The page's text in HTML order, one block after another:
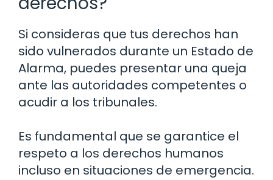
Si consideras que tus derechos han
sido vulnerados durante un Estado de
Alarma, puedes presentar una queja
ante las autoridades competentes o
acudir a los tribunales.
Es fundamental que se garantice el
respeto a los derechos humanos
incluso en situaciones de emergencia.